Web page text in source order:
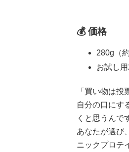
💰価格
280g（
お試し
「買い物は
自分の口にす
くと思うんで
あなたが選び
ニックプロテ